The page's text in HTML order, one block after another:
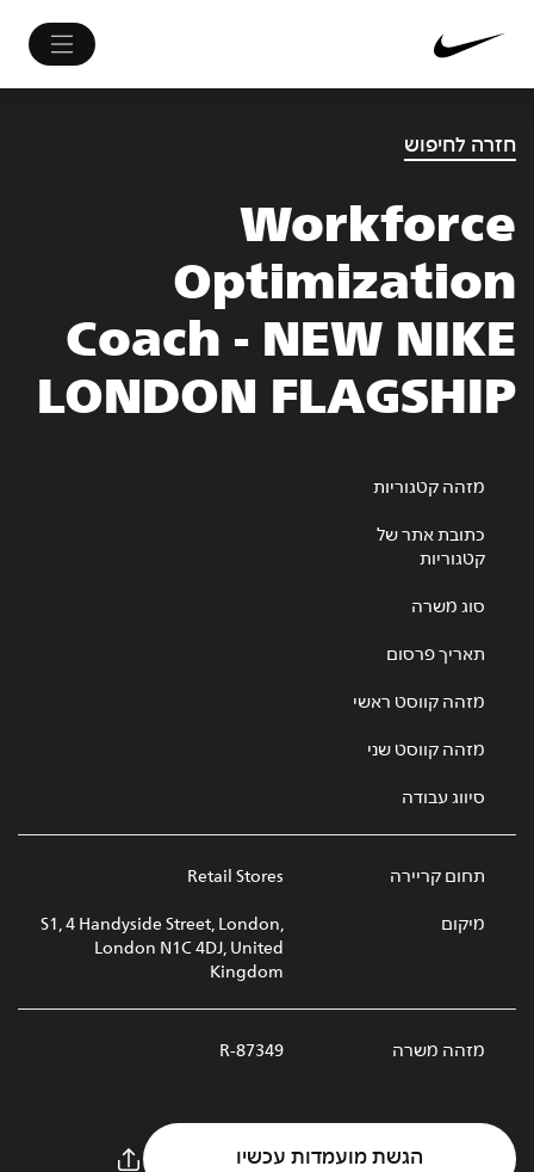
חזרה לחיפוש
Workforce
Optimization
Coach - NEW NIKE
LONDON FLAGSHIP
מזהה קטגוריות
כתובת אתר של
קטגוריות
סוג משרה
תאריך פרסום
מזהה קווסט ראשי
מזהה קווסט שני
סיווג עבודה
תחום קריירה Retail Stores
מיקום
S1, 4 Handyside Street, London,
London N1C 4DJ, United
Kingdom
מזהה משרה R-87349
הגשת מועמדות עכשיו